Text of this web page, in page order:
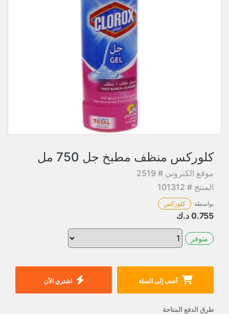
كلوركس منظف مطبخ جل 750 مل
موقع الكتروني # 2519
المنتج # 101312
بواسطة كلوركس
0.755 د.ك
متوفر
أضف إلى السلة اشتري الآن
طرق الدفع المتاحة